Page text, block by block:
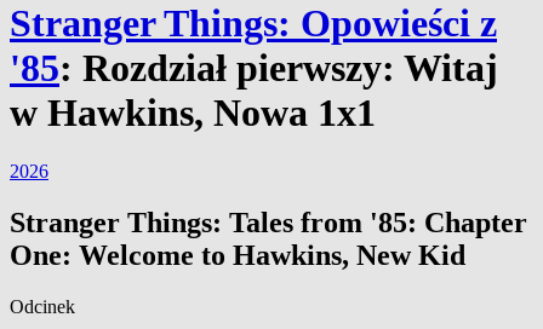
Stranger Things: Opowieści z
'85: Rozdział pierwszy: Witaj
w Hawkins, Nowa 1x1
2026
Stranger Things: Tales from '85: Chapter
One: Welcome to Hawkins, New Kid
Odcinek